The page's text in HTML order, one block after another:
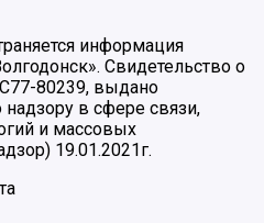
информация
Свидетельство о
80239, выдано
в сфере связи,
и массовых
19.01.2021г.